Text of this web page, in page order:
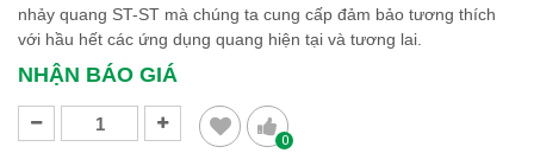
nhảy quang ST-ST mà chúng ta cung cấp đảm bảo tương thích
với hầu hết các ứng dụng quang hiện tại và tương lai.
NHẬN BÁO GIÁ
0